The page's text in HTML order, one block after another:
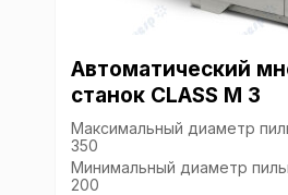
Автоматический
станок CLASS M 3
Максимальный диаметр
350
Минимальный диаметр
200